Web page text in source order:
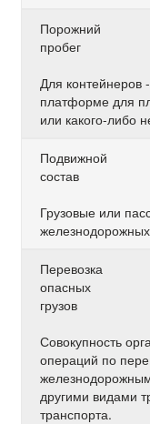
Порожний
пробег
Для контейнеров
платформе для
или какого-либо
Подвижной
состав
Грузовые или
Перевозка
опасных
грузов
Совокупность
операций по
другими видами
транспорта.